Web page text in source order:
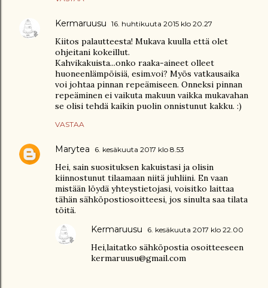
Kermaruusu 16. huhtikuuta 2015 klo 20.27
Kiitos palautteesta! Mukava kuulla että olet
ohjeitani kokeillut.
Kahvikakuista...onko raaka-aineet olleet
huoneenlämpöisiä, esim.voi? Myös vatkausaika
voi johtaa pinnan repeämiseen. Onneksi pinnan
repeäminen ei vaikuta makuun vaikka mukavahan
se olisi tehdä kaikin puolin onnistunut kakku. :)
VASTAA
Marytea 6. kesäkuuta 2017 klo 8.53
Hei, sain suosituksen kakuistasi ja olisin
kiinnostunut tilaamaan niitä juhliini. En vaan
mistään löydä yhteystietojasi, voisitko laittaa
tähän sähköpostiosoitteesi, jos sinulta saa tilata
töitä.
Kermaruusu 6. kesäkuuta 2017 klo 22.00
Hei,laitatko sähköpostia osoitteeseen
kermaruusu@gmail.com